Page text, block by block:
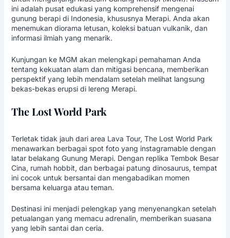
ini adalah pusat edukasi yang komprehensif mengenai
gunung berapi di Indonesia, khususnya Merapi. Anda akan
menemukan diorama letusan, koleksi batuan vulkanik, dan
informasi ilmiah yang menarik.
Kunjungan ke MGM akan melengkapi pemahaman Anda
tentang kekuatan alam dan mitigasi bencana, memberikan
perspektif yang lebih mendalam setelah melihat langsung
bekas-bekas erupsi di lereng Merapi.
The Lost World Park
Terletak tidak jauh dari area Lava Tour, The Lost World Park
menawarkan berbagai spot foto yang instagramable dengan
latar belakang Gunung Merapi. Dengan replika Tembok Besar
Cina, rumah hobbit, dan berbagai patung dinosaurus, tempat
ini cocok untuk bersantai dan mengabadikan momen
bersama keluarga atau teman.
Destinasi ini menjadi pelengkap yang menyenangkan setelah
petualangan yang memacu adrenalin, memberikan suasana
yang lebih santai dan ceria.